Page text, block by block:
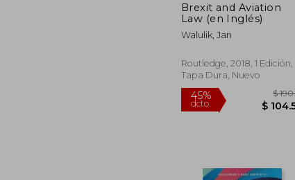
45%
dcto.
Brexit and Aviation
Law (en Inglés)
Walulik, Jan
Routledge, 2018, 1 Edición,
Tapa Dura, Nuevo